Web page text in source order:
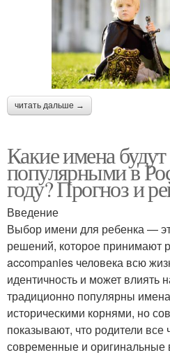
читать дальше →
Какие имена
популярными в
году? Прогноз и
Введение
Выбор имени для ребенка —
решений, которое принимают
accompanies человека всю
идентичность и может влиять
традиционно популярны
историческими корнями, но
показывают, что родители
современные и оригинальные